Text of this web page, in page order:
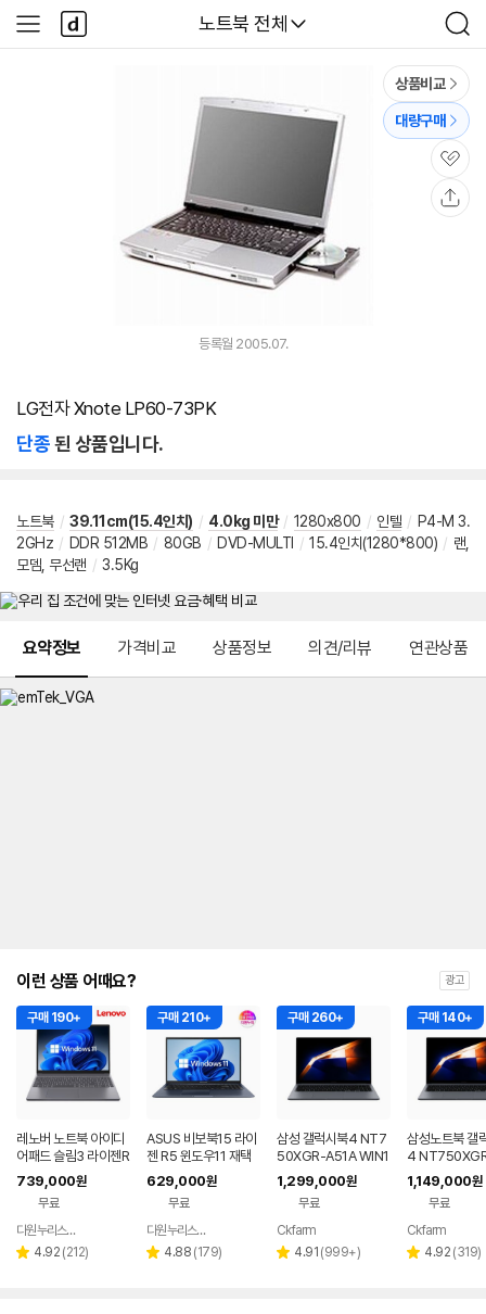
다나와
노트북 전체
검
색
사
이
다
나
와
상품비교
대량구매
관
심
등록월 2005.07.
LG전자 Xnote LP60-73PK
단종된 상품입니다.
노트북 / 39.11cm(15.4인치) / 4.0kg 미만 / 1280x800 / 인텔 / P4-M 3.
2GHz / DDR 512MB / 80GB / DVD-MULTI / 15.4인치(1280*800) / 랜,
모뎀, 무선랜 / 3.5Kg
요약정보 가격비교 상품정보 의견/리뷰 연관상품
이런 상품 어때요? 광고
구매 190+
레노버 노트북 아이디
어패드 슬림3 라이젠R
5 8GB 256GB 윈도
우11
739,000원
무료
페이
다원누리스토어
별 4.92 리
(212)
구매 210+
ASUS 비보북15 라이
젠 R5 윈도우11 재택
근무 싼 노트북
629,000원
무료
페이
다원누리스토어
별 4.88 리
(179)
구매 260+
삼성 갤럭시북4 NT7
50XGR-A51A WIN1
1 FPP(버젼UP설치)
업무용 학생용 사무용
노트북 문스톤그레이
1,299,000원
무료
페이
Ckfarm
별 4.91 리
(999+)
구매 140+
삼성노트북 갤
4
3세대 16G
무용 업무용 학
성비 노트북
1,149,000원
무료
페이
Ckfarm
별 4.92 리
(319)